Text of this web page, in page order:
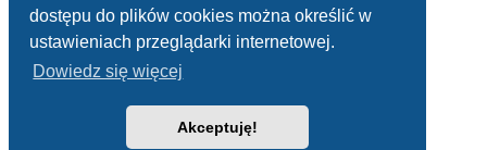
dostępu do plików cookies można określić w
ustawieniach przeglądarki internetowej.
Dowiedz się więcej
Akceptuję!